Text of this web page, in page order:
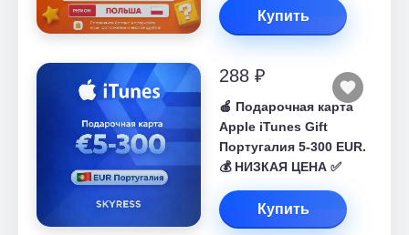
Купить
288 ₽
🍎 Подарочная карта
Apple iTunes Gift
Португалия 5-300 EUR.
💰 НИЗКАЯ ЦЕНА ✅
Купить